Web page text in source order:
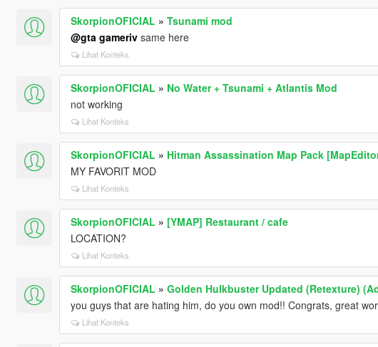
SkorpionOFICIAL » Tsunami mod
@gta gamerivsame here
Lihat Konteks
SkorpionOFICIAL » No Water + Tsunami + Atlantis Mod
not working
Lihat Konteks
SkorpionOFICIAL » Hitman Assassination Map Pack
MY FAVORIT MOD
Lihat Konteks
SkorpionOFICIAL » [YMAP] Restaurant / cafe
LOCATION?
Lihat Konteks
SkorpionOFICIAL » Golden Hulkbuster Updated (Retexture)
you guys that are hating him, do you own mod!! Congrats, great
Lihat Konteks